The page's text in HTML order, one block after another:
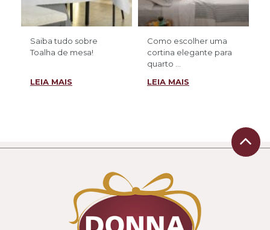
Saiba tudo sobre
Toalha de mesa!
LEIA MAIS
Como escolher uma
cortina elegante para
quarto ...
LEIA MAIS